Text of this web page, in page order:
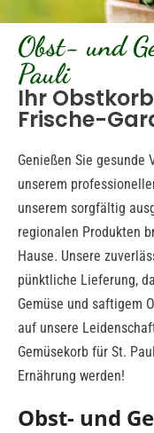
Obst- und
Pauli
Ihr
Frische-
Genießen Sie
unserem
unserem sorgfältig
regionalen Produkten
Hause. Unsere
pünktliche Lieferung,
Gemüse und saftigem
auf unsere
Gemüsekorb für St.
Ernährung werden!
Obst- und